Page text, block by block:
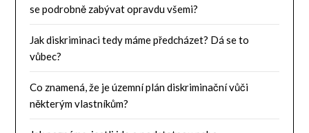
se podrobně zabývat opravdu všemi?
Jak diskriminaci tedy máme předcházet? Dá se to
vůbec?
Co znamená, že je územní plán diskriminační vůči
některým vlastníkům?